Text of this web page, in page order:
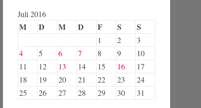
Juli 2016
M D M D F S S
1 2
3
4
5 6 7 8 9
10
11
12 13 14 15 16
17
18
19 20 21 22 23
24
25
26 27 28 29 30 31